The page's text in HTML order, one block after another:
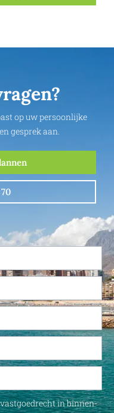
op uw persoonlijke
gesprek aan.
in binnen-